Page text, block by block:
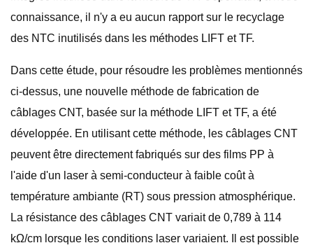
connaissance, il n'y a eu aucun rapport sur le recyclage
des NTC inutilisés dans les méthodes LIFT et TF.
Dans cette étude, pour résoudre les problèmes mentionnés
ci-dessus, une nouvelle méthode de fabrication de
câblages CNT, basée sur la méthode LIFT et TF, a été
développée. En utilisant cette méthode, les câblages CNT
peuvent être directement fabriqués sur des films PP à
l'aide d'un laser à semi-conducteur à faible coût à
température ambiante (RT) sous pression atmosphérique.
La résistance des câblages CNT variait de 0,789 à 114
kΩ/cm lorsque les conditions laser variaient. Il est possible